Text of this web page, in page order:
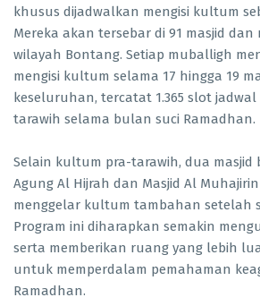
khusus dijadwalkan mengisi kultum
Mereka akan tersebar di 91 masjid
wilayah Bontang. Setiap muballigh
mengisi kultum selama 17 hingga 19
keseluruhan, tercatat 1.365 slot
tarawih selama bulan suci Ramadhan.
Selain kultum pra-tarawih, dua masjid
Agung Al Hijrah dan Masjid Al
menggelar kultum tambahan setelah
Program ini diharapkan semakin
serta memberikan ruang yang lebih
untuk memperdalam pemahaman
Ramadhan.